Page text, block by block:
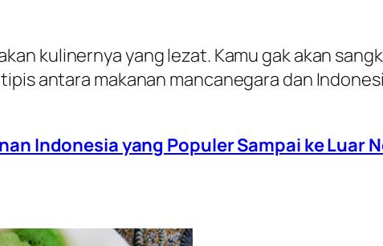
kulinernya yang lezat. Kamu gak akan
antara makanan mancanegara dan
Indonesia yang Populer Sampai ke Luar